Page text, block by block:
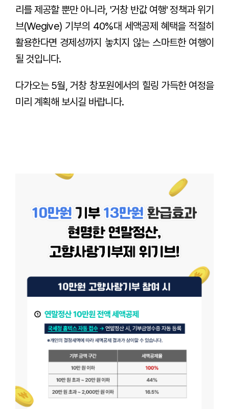
리를 제공할 뿐만 아니라, '거창 반값 여행' 정책과 위기
브(Wegive) 기부의 40%대 세액공제 혜택을 적절히
활용한다면 경제성까지 놓치지 않는 스마트한 여행이
될 것입니다.
다가오는 5월, 거창 창포원에서의 힐링 가득한 여정을
미리 계획해 보시길 바랍니다.